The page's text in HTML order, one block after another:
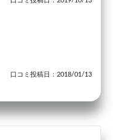
口コミ投稿日：2018/01/13